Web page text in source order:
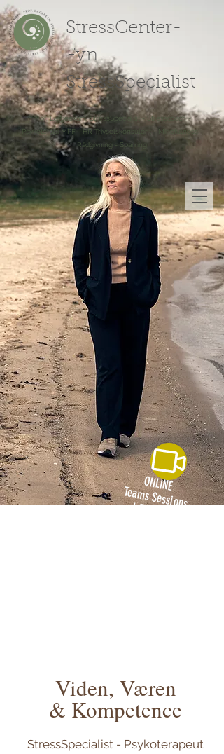
StressCenter-
Fyn
StressSpecialist
Prof. Lægeexam. StressSpecialist - Stresscoach -
Psykoterapi MPF - HR Trivselskonsulent - Mindfulness -
Rådgivning - Sparring
ONLINE
Teams Sessions
LÆS MERE
Viden, Væren
& Kompetence
StressSpecialist - Psykoterapeut